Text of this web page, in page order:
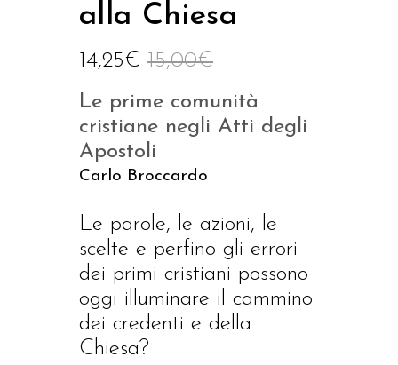
alla Chiesa
15,00€
14,25€
Le prime comunità
cristiane negli Atti degli
Apostoli
Carlo Broccardo
Le parole, le azioni, le
scelte e perfino gli errori
dei primi cristiani possono
oggi illuminare il cammino
dei credenti e della
Chiesa?